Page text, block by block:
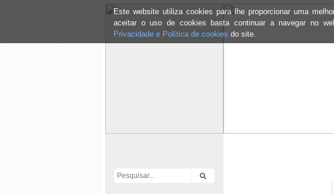
Este website utiliza cookies para lhe proporcionar uma
aceitar o uso de cookies basta continuar a navegar no
Privacidade e Política de cookies do site.